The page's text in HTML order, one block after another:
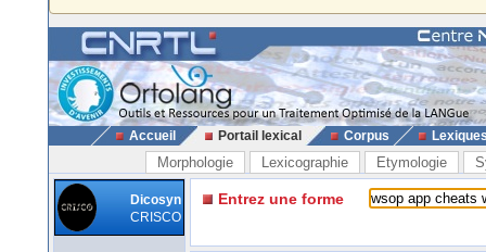
Accueil Portail lexical Corpus
Morphologie Lexicographie Etymologie
Dicosyn
CRISCO
Entrez une forme